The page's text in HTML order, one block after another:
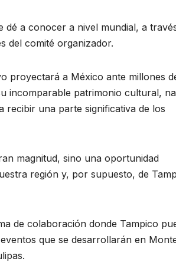
dé a conocer a nivel mundial, a
del comité organizador.
proyectará a México ante millones
incomparable patrimonio cultural,
una parte significativa de los
magnitud, sino una oportunidad
región y, por supuesto, de
de colaboración donde Tampico
que se desarrollarán en